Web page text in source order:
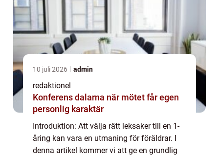
10 juli 2026 admin
redaktionel
Konferens dalarna när mötet får egen
personlig karaktär
Introduktion: Att välja rätt leksaker till en 1-
åring kan vara en utmaning för föräldrar. I
denna artikel kommer vi att ge en grundlig